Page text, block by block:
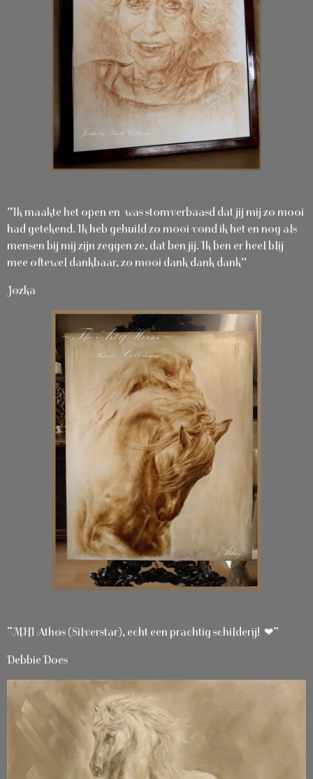
"Ik maakte het open en was stomverbaasd dat jij mij zo mooi
had getekend. Ik heb gehuild zo mooi vond ik het en nog als
mensen bij mij zijn zeggen ze, dat ben jij. Ik ben er heel blij
mee oftewel dankbaar, zo mooi dank dank dank"
Jozka
“MHI Athos (Silverstar), echt een prachtig schilderij! ❤”
Debbie Does